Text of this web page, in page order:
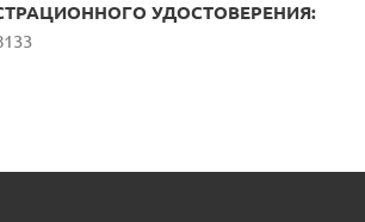
УДОСТОВЕРЕНИЯ: